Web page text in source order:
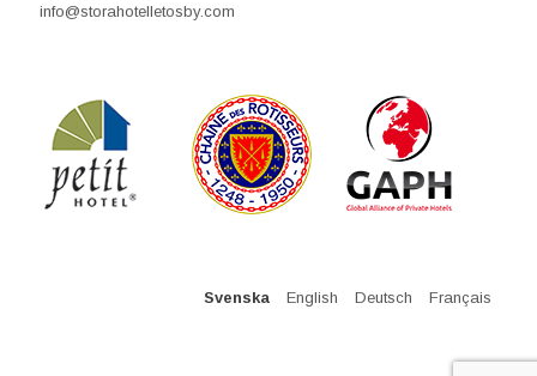
info@storahotelletosby.com
Svenska English Deutsch Français